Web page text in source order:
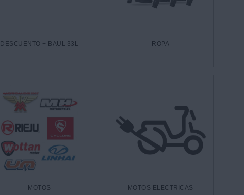
DESCUENTO + BAUL 33L ROPA
MOTOS MOTOS ELECTRICAS